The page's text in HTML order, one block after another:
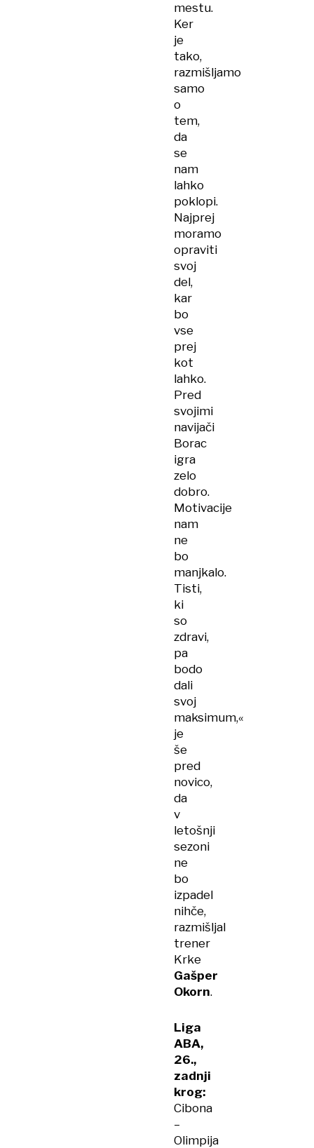
mestu.
Ker
je
tako,
razmišljamo
samo
o
tem,
da
se
nam
lahko
poklopi.
Najprej
moramo
opraviti
svoj
del,
kar
bo
vse
prej
kot
lahko.
Pred
svojimi
navijači
Borac
igra
zelo
dobro.
Motivacije
nam
ne
bo
manjkalo.
Tisti,
ki
so
zdravi,
pa
bodo
dali
svoj
maksimum,«
je
še
pred
novico,
da
v
letošnji
sezoni
ne
bo
izpadel
nihče,
razmišljal
trener
Krke
Gašper
Okorn.
Liga
ABA,
26.,
zadnji
krog:
Cibona
–
Olimpija